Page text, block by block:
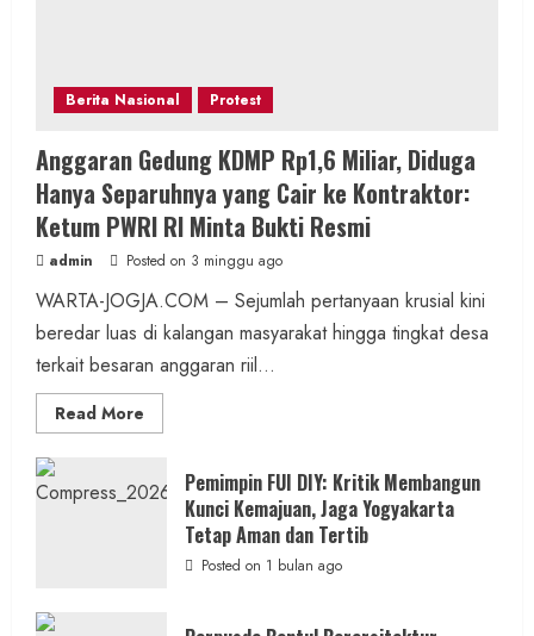
Berita Nasional Protest
Anggaran Gedung KDMP Rp1,6 Miliar, Diduga
Hanya Separuhnya yang Cair ke Kontraktor:
Ketum PWRI RI Minta Bukti Resmi
admin Posted on 3 minggu ago
WARTA-JOGJA.COM – Sejumlah pertanyaan krusial kini
beredar luas di kalangan masyarakat hingga tingkat desa
terkait besaran anggaran riil...
Read More
more
Gedung
KDMP
Rp1,6
Miliar,
Diduga
Hanya
Pemimpin FUI DIY: Kritik Membangun
Kunci Kemajuan, Jaga Yogyakarta
Tetap Aman dan Tertib
Posted on 1 bulan ago